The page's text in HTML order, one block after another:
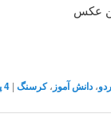
عکس
،دانش آموز ،کرسنگ |
4